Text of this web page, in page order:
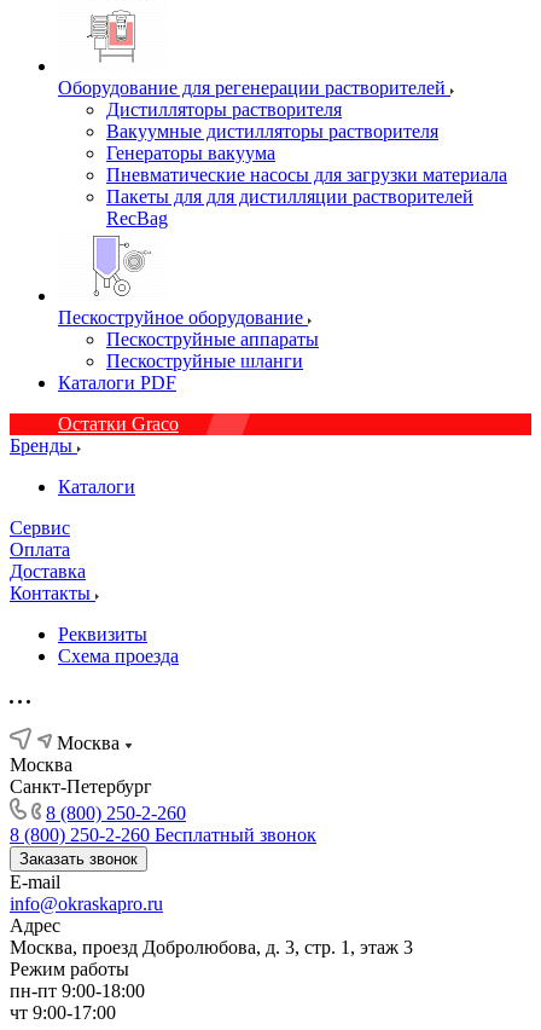
Оборудование для регенерации растворителей
Дистилляторы растворителя
Вакуумные дистилляторы растворителя
Генераторы вакуума
Пневматические насосы для загрузки материала
Пакеты для для дистилляции растворителей
RecBag
Пескоструйное оборудование
Пескоструйные аппараты
Пескоструйные шланги
Каталоги PDF
Остатки Graco
Бренды
Каталоги
Сервис
Оплата
Доставка
Контакты
Реквизиты
Схема проезда
Москва
Москва
Санкт-Петербург
8 (800) 250-2-260
8 (800) 250-2-260 Бесплатный звонок
Заказать звонок
E-mail
info@okraskapro.ru
Адрес
Москва, проезд Добролюбова, д. 3, стр. 1, этаж 3
Режим работы
пн-пт 9:00-18:00
чт 9:00-17:00